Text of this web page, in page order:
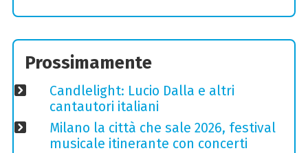
Prossimamente
Candlelight: Lucio Dalla e altri
cantautori italiani
Milano la città che sale 2026, festival
musicale itinerante con concerti